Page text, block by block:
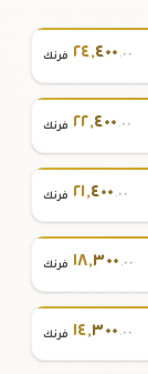
٢٤,٤٠٠ .٠٠ فرنك
٢٢,٤٠٠ .٠٠ فرنك
٢١,٤٠٠ .٠٠ فرنك
١٨,٣٠٠ .٠٠ فرنك
١٤,٣٠٠ .٠٠ فرنك